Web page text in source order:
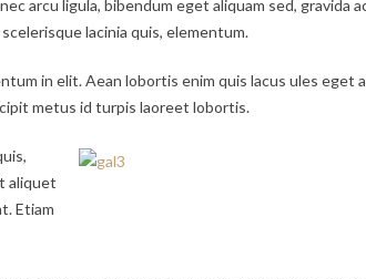
arcu ligula, bibendum eget aliquam sed, gravida
lacinia quis, elementum.
in elit. Aean lobortis enim quis lacus ules eget
metus id turpis laoreet lobortis.
aliquet
Etiam